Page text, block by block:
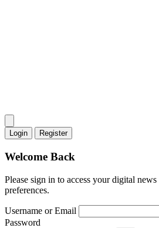
Login Register
Welcome Back
Please sign in to access your digital
preferences.
Username or Email
Password